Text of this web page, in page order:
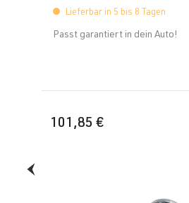
Lieferbar in 5 bis 8 Tagen
Passt garantiert in dein Auto!
101,85 €